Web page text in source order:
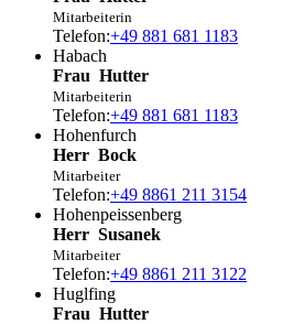
Mitarbeiterin
Telefon:+49 881 681 1183
Habach
Frau Hutter
Mitarbeiterin
Telefon:+49 881 681 1183
Hohenfurch
Herr Bock
Mitarbeiter
Telefon:+49 8861 211 3154
Hohenpeissenberg
Herr Susanek
Mitarbeiter
Telefon:+49 8861 211 3122
Huglfing
Frau Hutter